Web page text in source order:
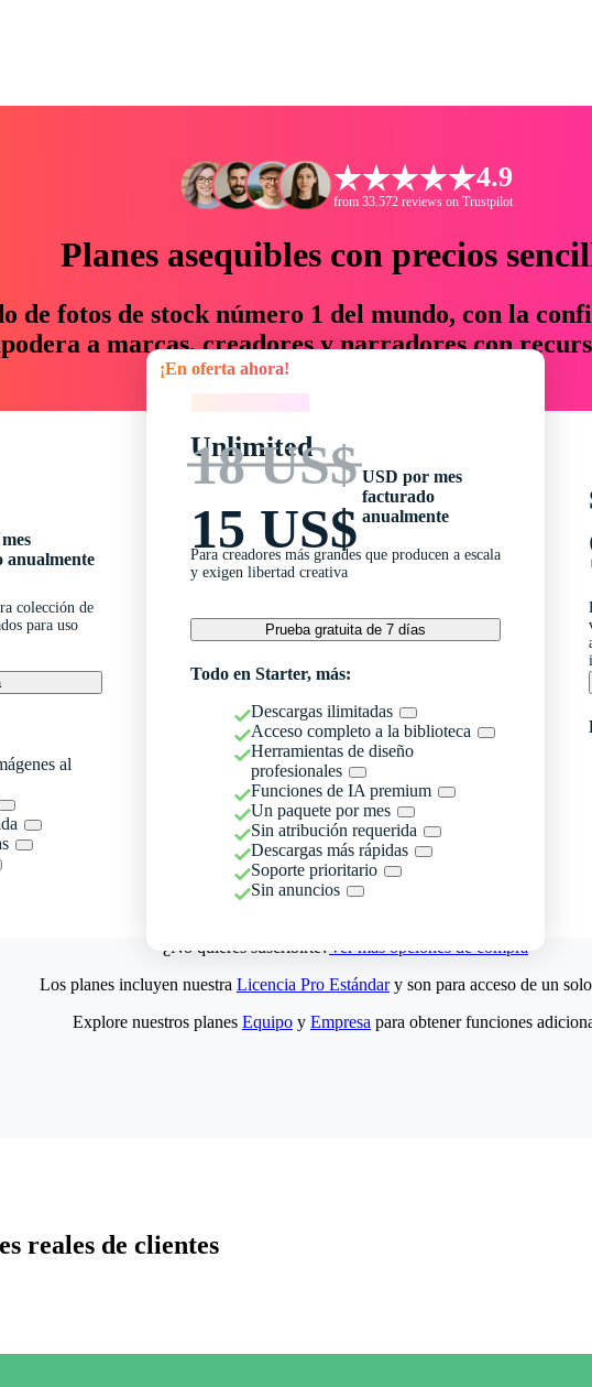
4.9
from 33.572 reviews on Trustpilot
Planes asequibles con precios
de fotos de stock número 1 del mundo, con la
a marcas, creadores y narradores con
un 76 % en tiempo y presupuesto.
anualmente
colección de
para uso
al
¡En oferta ahora!
Unlimited
18 US$
15 US$
USD por mes
facturado
anualmente
Para creadores más grandes que producen a escala
y exigen libertad creativa
Prueba gratuita de 7 días
Todo en Starter, más:
Descargas ilimitadas
Acceso completo a la biblioteca
Herramientas de diseño
profesionales
Funciones de IA premium
Un paquete por mes
Sin atribución requerida
Descargas más rápidas
Soporte prioritario
Sin anuncios
¿No quieres suscribirte?Ver más opciones de compra
Los planes incluyen nuestra Licencia Pro Estándary son para acceso de un
Explore nuestros planes Equipo y Empresa para obtener funciones
reales de clientes